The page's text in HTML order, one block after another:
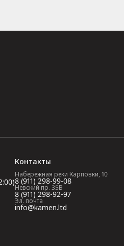
Контакты
Набережная реки Карповки, 10
8 (911) 298-99-08
Невский пр. 35В
8 (911) 298-92-97
Эл. почта
info@kamen.ltd